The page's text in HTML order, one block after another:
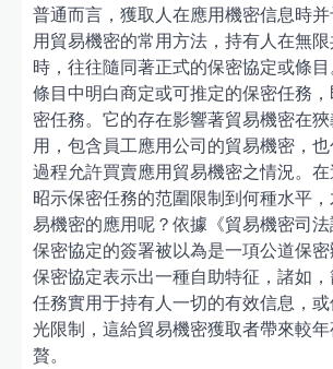
普通而言，獲取人在應用機密信息時
用貿易機密的常用方法，持有人在無
時，往往隨同著正式的保密協定或條
條目中明白商定或可推定的保密任務
密任務。它的存在影響著貿易機密在
用，包含員工應用公司的貿易機密，
過程允許買賣應用貿易機密之情況。
昭示保密任務的范圍限制到何種水平
易機密的應用呢？依據《貿易機密司法
保密協定的簽署被以為是一項公道保
保密協定表示出一種自助特征，諸如
任務實用于持有人一切的有效信息，
光限制，這給貿易機密獲取者帶來較
贅。